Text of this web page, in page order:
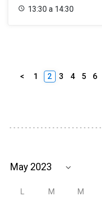
13:30 a 14:30
< 1 2 3 4 5 6
L M M